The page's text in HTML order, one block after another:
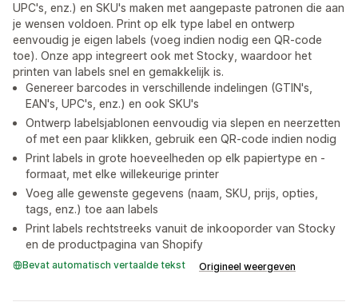
UPC's, enz.) en SKU's maken met aangepaste patronen die aan
je wensen voldoen. Print op elk type label en ontwerp
eenvoudig je eigen labels (voeg indien nodig een QR-code
toe). Onze app integreert ook met Stocky, waardoor het
printen van labels snel en gemakkelijk is.
Genereer barcodes in verschillende indelingen (GTIN's,
EAN's, UPC's, enz.) en ook SKU's
Ontwerp labelsjablonen eenvoudig via slepen en neerzetten
of met een paar klikken, gebruik een QR-code indien nodig
Print labels in grote hoeveelheden op elk papiertype en -
formaat, met elke willekeurige printer
Voeg alle gewenste gegevens (naam, SKU, prijs, opties,
tags, enz.) toe aan labels
Print labels rechtstreeks vanuit de inkooporder van Stocky
en de productpagina van Shopify
Bevat automatisch vertaalde tekst Origineel weergeven